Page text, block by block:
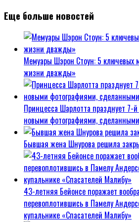
Еще больше новостей
Мемуары Шэрон Стоун: 5 ключевых
жизни дважды»
Принцесса Шарлотта празднует 7-
новыми фотографиями,
Бывшая жена Шнурова решила
43-летняя Бейонсе поражает
перевоплотившись в Памелу
купальнике «Спасателей Малибу»